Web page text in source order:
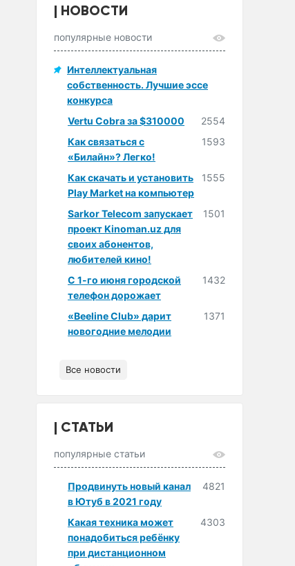
НОВОСТИ
популярные новости
Интеллектуальная
собственность. Лучшие эссе
конкурса
Vertu Cobra за $310000
2554
Как связаться с
«Билайн»? Легко!
1593
Как скачать и установить
Play Market на компьютер
1555
Sarkor Telecom запускает
проект Kinoman.uz для
своих абонентов,
любителей кино!
1501
С 1-го июня городской
телефон дорожает
1432
«Beeline Club» дарит
новогодние мелодии
1371
Все новости
СТАТЬИ
популярные статьи
Продвинуть новый канал
в Ютуб в 2021 году
4821
Какая техника может
понадобиться ребёнку
при дистанционном
4303